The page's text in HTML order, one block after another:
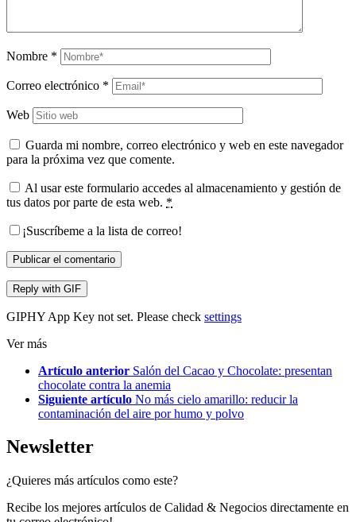
Nombre *
Correo electrónico *
Web
Guarda mi nombre, correo electrónico y web en este navegador
para la próxima vez que comente.
Al usar este formulario accedes al almacenamiento y gestión de
tus datos por parte de esta web. *
¡Suscríbeme a la lista de correo!
Publicar el comentario
Reply with GIF
GIPHY App Key not set. Please check settings
Ver más
Artículo anterior Salón del Cacao y Chocolate: presentan
chocolate contra la anemia
Siguiente artículo No más cielo amarillo: reducir la
contaminación del aire por humo y polvo
Newsletter
¿Quieres más artículos como este?
Recibe los mejores artículos de Calidad & Negocios directamente en